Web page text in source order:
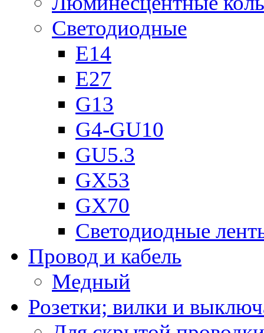
Светодиодные
Е14
Е27
G13
G4-GU10
GU5.3
GX53
GX70
Светодиодные
Провод и кабель
Медный
Розетки; вилки и